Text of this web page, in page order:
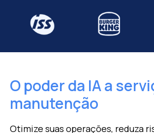
O poder da IA ​​a
manutenção
Otimize suas operações, reduza